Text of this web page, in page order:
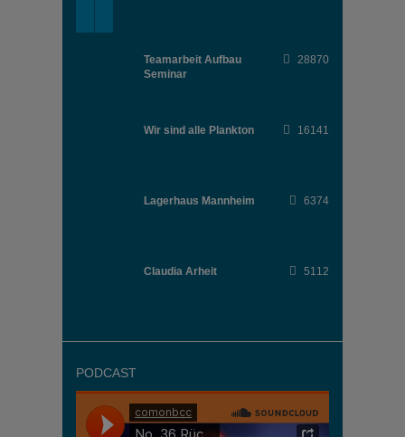
Teamarbeit Aufbau
Seminar
28870
Wir sind alle Plankton 16141
Lagerhaus Mannheim 6374
Claudia Arheit 5112
PODCAST